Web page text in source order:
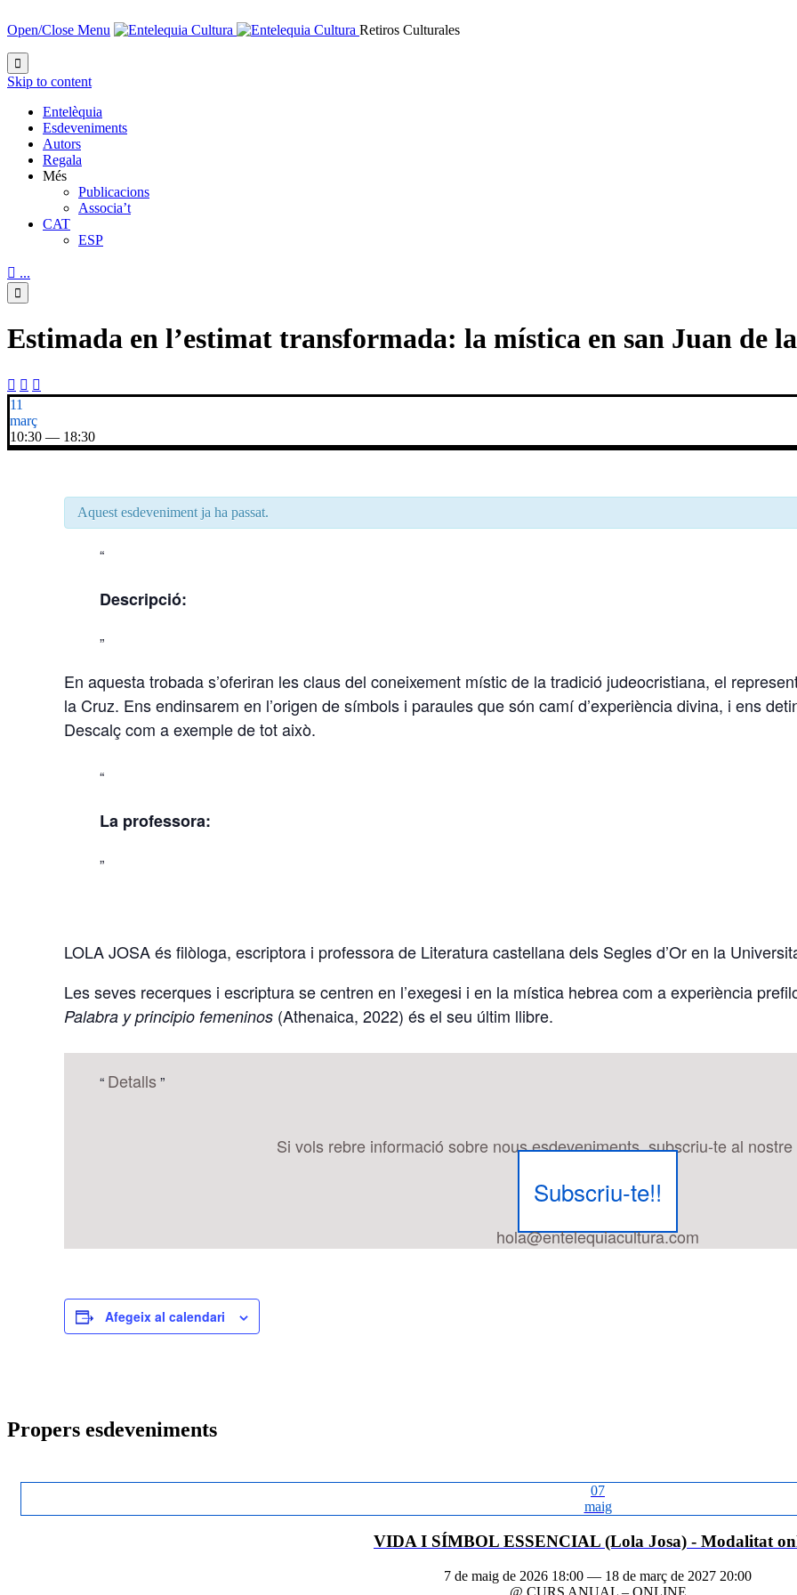
Open/Close Menu Retiros Culturales

Skip to content
Entelèquia
Esdeveniments
Autors
Regala
Més
Publicacions
Associa’t
CAT
ESP
 ...

Estimada en l’estimat transformada: la mística en san Juan de
  
11
març
10:30 — 18:30
Aquest esdeveniment ja ha passat.
Descripció:
En aquesta trobada s’oferiran les claus del coneixement místic de la tradició judeocristiana, el
la Cruz. Ens endinsarem en l’origen de símbols i paraules que són camí d’experiència divina, i ens
Descalç com a exemple de tot això.
La professora:
LOLA JOSA és filòloga, escriptora i professora de Literatura castellana dels Segles d’Or en la
Les seves recerques i escriptura se centren en l’exegesi i en la mística hebrea com a experiència
Palabra y principio femeninos (Athenaica, 2022) és el seu últim llibre.
Detalls
Si vols rebre informació sobre nous esdeveniments, subscriu-te al
Subscriu-te!!
hola@entelequiacultura.com
Afegeix al calendari
Propers esdeveniments
07
maig
VIDA I SÍMBOL ESSENCIAL (Lola Josa) - Modalitat
7 de maig de 2026 18:00 — 18 de març de 2027 20:00